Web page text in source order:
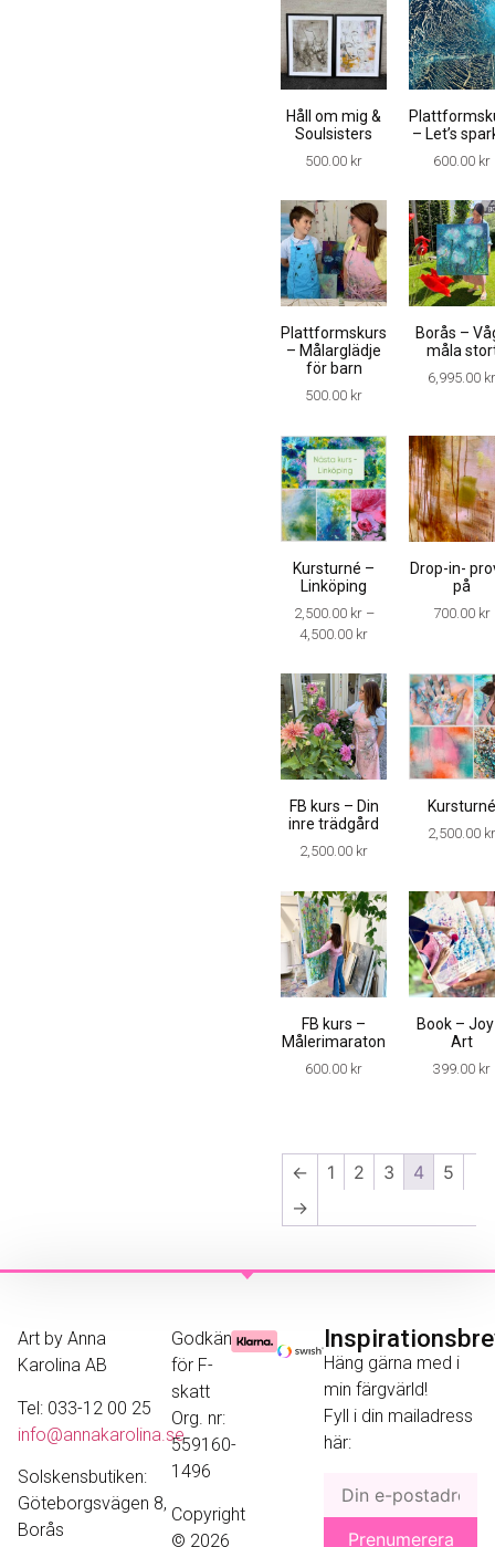
Håll om mig &
Soulsisters
500.00 kr
– Let’s
600.00 kr
Plattformskurs
– Målarglädje
för barn
500.00 kr
Borås –
måla
6,995.00
Kursturné –
Linköping
2,500.00 kr –
4,500.00 kr
Drop-in-
på
700.00 kr
FB kurs – Din
inre trädgård
2,500.00 kr
2,500.00
FB kurs –
Målerimaraton
600.00 kr
Book –
Art
399.00 kr
← 1 2 3 4
5
→
Art by Anna
Karolina AB
Tel: 033-12 00 25
info@annakarolina.se
Solskensbutiken:
Göteborgsvägen 8,
Borås
Godkänd
för F-
skatt
Org. nr:
559160-
1496
Copyright
© 2026
Häng gärna med i
min färgvärld!
Fyll i din mailadress
här: